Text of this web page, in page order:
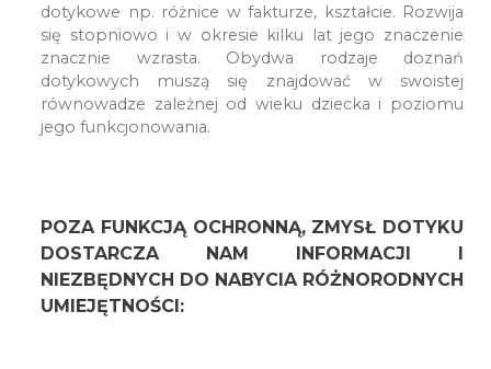
dotykowe np. różnice w fakturze, kształcie. Rozwija
się stopniowo i w okresie kilku lat jego znaczenie
znacznie wzrasta. Obydwa rodzaje doznań
dotykowych muszą się znajdować w swoistej
równowadze zależnej od wieku dziecka i poziomu
jego funkcjonowania.
POZA FUNKCJĄ OCHRONNĄ, ZMYSŁ DOTYKU
DOSTARCZA NAM INFORMACJI I
NIEZBĘDNYCH DO NABYCIA RÓŻNORODNYCH
UMIEJĘTNOŚCI: